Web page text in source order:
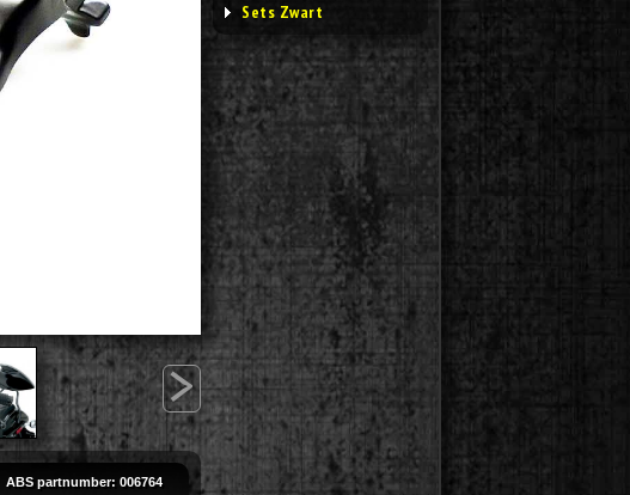
>
ABS partnumber: 006764
Sets Zwart